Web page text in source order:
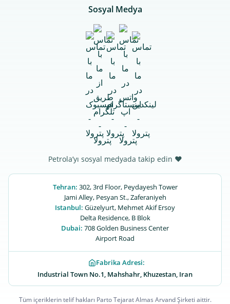
Sosyal Medya
Petrola’yı sosyal medyada takip edin ♥
Tehran: 302, 3rd Floor, Peydayesh Tower
Jami Alley, Pesyan St., Zaferaniyeh
Istanbul: Güzelyurt, Mehmet Akif Ersoy
Delta Residence, B ‌‌Blok
Dubai: 708 Golden Business Center
Airport Road
Fabrika Adresi:
Industrial Town No.1, Mahshahr, Khuzestan, Iran
Tüm içeriklerin telif hakları Parto Tejarat Almas Arvand Şirketi aittir.